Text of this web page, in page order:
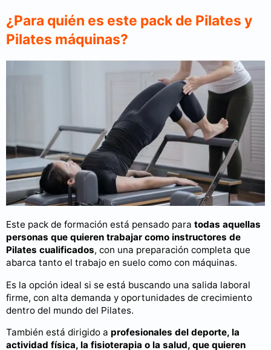
¿Para quién es este pack de Pilates y
Pilates máquinas?
Este pack de formación está pensado para todas aquellas
personas que quieren trabajar como instructores de
Pilates cualificados, con una preparación completa que
abarca tanto el trabajo en suelo como con máquinas.
Es la opción ideal si se está buscando una salida laboral
firme, con alta demanda y oportunidades de crecimiento
dentro del mundo del Pilates.
También está dirigido a profesionales del deporte, la
actividad física, la fisioterapia o la salud, que quieren